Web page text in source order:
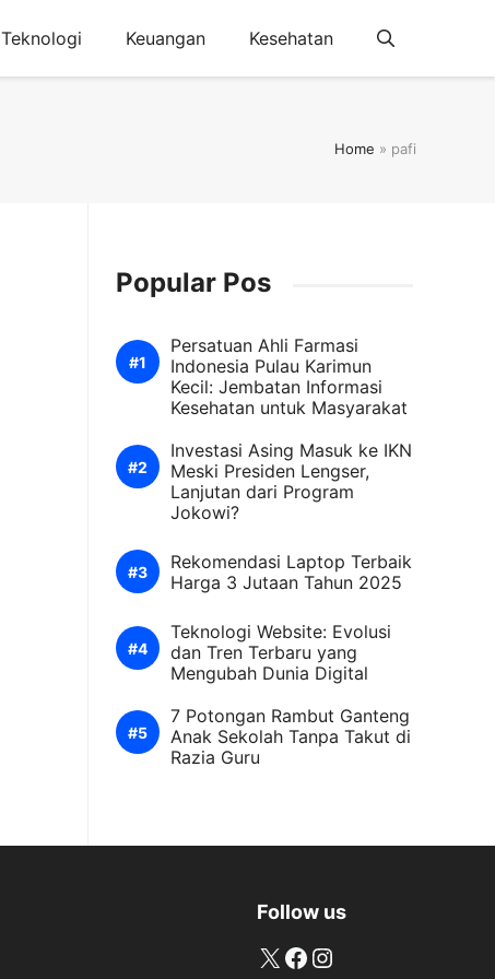
Teknologi Keuangan Kesehatan
Home » pafi
Popular Pos
Persatuan Ahli Farmasi
Indonesia Pulau Karimun
Kecil: Jembatan Informasi
Kesehatan untuk Masyarakat
Investasi Asing Masuk ke IKN
Meski Presiden Lengser,
Lanjutan dari Program
Jokowi?
Rekomendasi Laptop Terbaik
Harga 3 Jutaan Tahun 2025
Teknologi Website: Evolusi
dan Tren Terbaru yang
Mengubah Dunia Digital
7 Potongan Rambut Ganteng
Anak Sekolah Tanpa Takut di
Razia Guru
Follow us
X Facebook
Instagram